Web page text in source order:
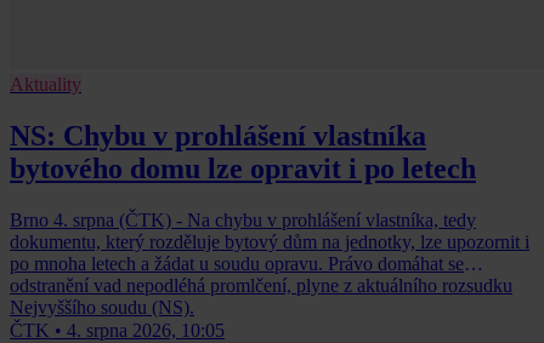
Aktuality
NS: Chybu v prohlášení vlastníka
bytového domu lze opravit i po letech
Brno 4. srpna (ČTK) - Na chybu v prohlášení vlastníka, tedy
dokumentu, který rozděluje bytový dům na jednotky, lze upozornit i
po mnoha letech a žádat u soudu opravu. Právo domáhat se
odstranění vad nepodléhá promlčení, plyne z aktuálního rozsudku
Nejvyššího soudu (NS).
ČTK • 4. srpna 2026, 10:05